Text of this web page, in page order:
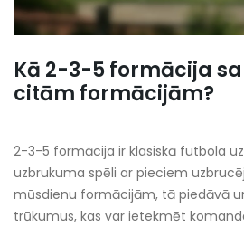
Kā 2-3-5 formācija
citām formācijām?
2-3-5 formācija ir klasiskā futbola
uzbrukuma spēli ar pieciem
mūsdienu formācijām, tā piedāvā
trūkumus, kas var ietekmēt